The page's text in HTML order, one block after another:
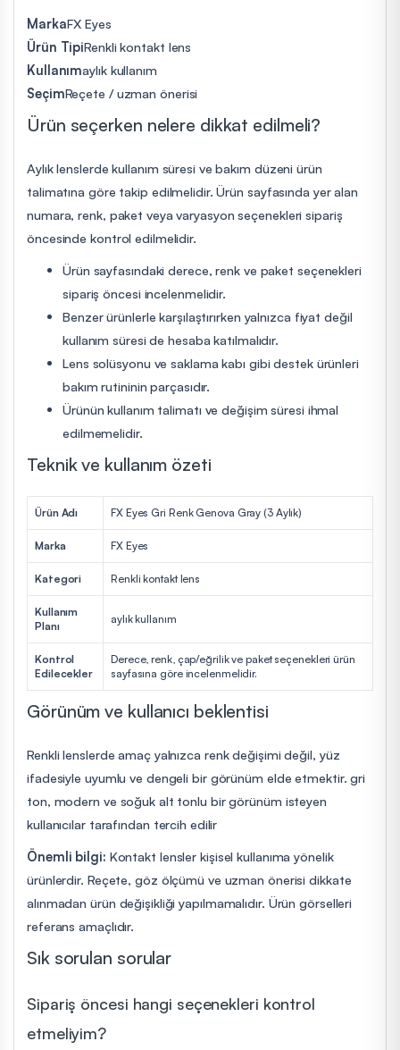
MarkaFX Eyes
Ürün TipiRenkli kontakt lens
Kullanımaylık kullanım
SeçimReçete / uzman önerisi
Ürün seçerken nelere dikkat edilmeli?
Aylık lenslerde kullanım süresi ve bakım düzeni ürün
talimatına göre takip edilmelidir. Ürün sayfasında yer alan
numara, renk, paket veya varyasyon seçenekleri sipariş
öncesinde kontrol edilmelidir.
Ürün sayfasındaki derece, renk ve paket seçenekleri
sipariş öncesi incelenmelidir.
Benzer ürünlerle karşılaştırırken yalnızca fiyat değil
kullanım süresi de hesaba katılmalıdır.
Lens solüsyonu ve saklama kabı gibi destek ürünleri
bakım rutininin parçasıdır.
Ürünün kullanım talimatı ve değişim süresi ihmal
edilmemelidir.
Teknik ve kullanım özeti
Ürün Adı FX Eyes Gri Renk Genova Gray (3 Aylık)
Marka FX Eyes
Kategori Renkli kontakt lens
Kullanım
Planı
aylık kullanım
Kontrol
Edilecekler
Derece, renk, çap/eğrilik ve paket seçenekleri ürün
sayfasına göre incelenmelidir.
Görünüm ve kullanıcı beklentisi
Renkli lenslerde amaç yalnızca renk değişimi değil, yüz
ifadesiyle uyumlu ve dengeli bir görünüm elde etmektir. gri
ton, modern ve soğuk alt tonlu bir görünüm isteyen
kullanıcılar tarafından tercih edilir
Önemli bilgi: Kontakt lensler kişisel kullanıma yönelik
ürünlerdir. Reçete, göz ölçümü ve uzman önerisi dikkate
alınmadan ürün değişikliği yapılmamalıdır. Ürün görselleri
referans amaçlıdır.
Sık sorulan sorular
Sipariş öncesi hangi seçenekleri kontrol
etmeliyim?